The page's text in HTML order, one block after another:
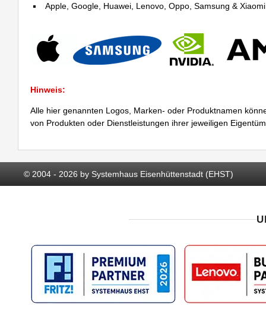
Apple, Google, Huawei, Lenovo, Oppo, Samsung &
Hinweis:
Alle hier genannten Logos, Marken- oder Produktnamen
von Produkten oder Dienstleistungen ihrer jeweiligen
© 2004 - 2026 by Systemhaus Eisenhüttenstadt (EHST)